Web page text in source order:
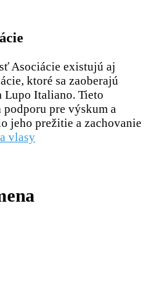
Asociácie existujú aj
ktoré sa zaoberajú
Lupo Italiano. Tieto
pre výskum a
jeho prežitie a zachovanie
vlasy